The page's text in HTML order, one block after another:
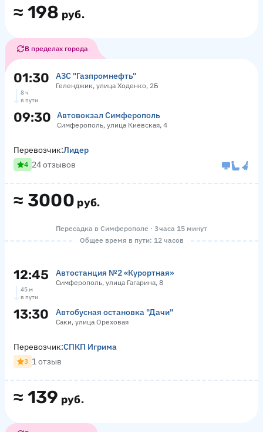
≈ 198 руб.
В пределах города
01:30 АЗС "Газпромнефть"
Геленджик, улица Ходенко, 2Б
8 ч
в пути
09:30 Автовокзал Симферополь
Симферополь, улица Киевская, 4
≈ 3000 руб.
Перевозчик:Лидер
4 24 отзывов
Пересадка в Симферополе · 3 часа 15 минут
Общее время в пути: 12 часов
12:45 Автостанция №2 «Курортная»
Симферополь, улица Гагарина, 8
45 м
в пути
13:30 Автобусная остановка "Дачи"
Саки, улица Ореховая
≈ 139 руб.
Перевозчик:СПКП Игрима
3 1 отзыв